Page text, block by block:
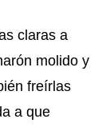
claras a
molido y
freírlas
a que